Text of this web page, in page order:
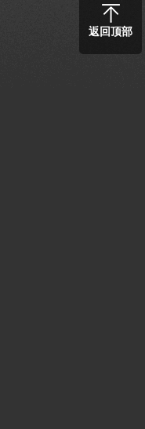
返回顶部